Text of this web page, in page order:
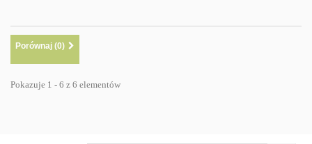
Porównaj (0)
Pokazuje 1 - 6 z 6 elementów